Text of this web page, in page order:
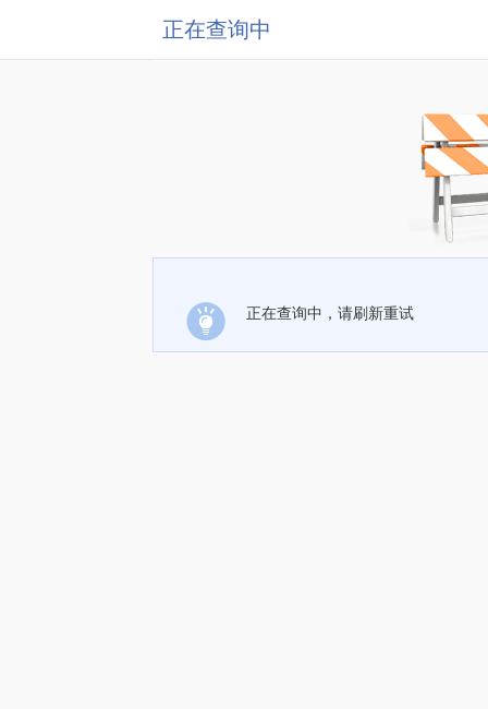
正在查询中
正在查询中，请刷新重试